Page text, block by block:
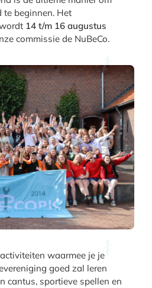
beginnen. Het
14 t/m 16 augustus
commissie de NuBeCo.
waarmee je je
goed zal leren
cantus, sportieve spellen en